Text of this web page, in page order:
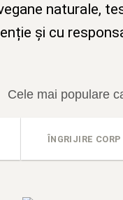
naturale,
și cu
Cele mai populare
ÎNGRIJIRE CORP